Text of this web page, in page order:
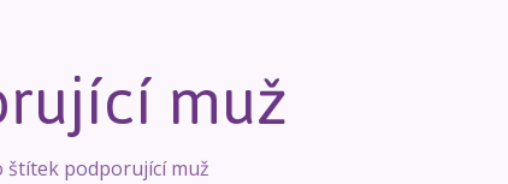
muž
štítek podporující muž